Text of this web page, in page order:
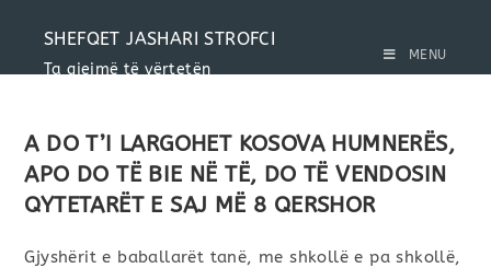
SHEFQET JASHARI STROFCI
Ta gjejmë të vërtetën
MENU
A DO T’I LARGOHET KOSOVA HUMNERËS,
APO DO TË BIE NË TË, DO TË VENDOSIN
QYTETARËT E SAJ MË 8 QERSHOR
Gjyshërit e baballarët tanë, me shkollë e pa shkollë,